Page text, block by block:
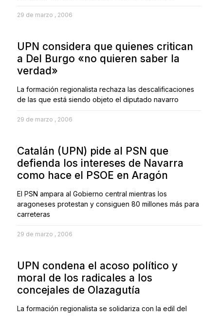
29 de marzo , 2006
UPN considera que quienes critican
a Del Burgo «no quieren saber la
verdad»
La formación regionalista rechaza las descalificaciones
de las que está siendo objeto el diputado navarro
29 de marzo , 2006
Catalán (UPN) pide al PSN que
defienda los intereses de Navarra
como hace el PSOE en Aragón
El PSN ampara al Gobierno central mientras los
aragoneses protestan y consiguen 80 millones más para
carreteras
29 de marzo , 2006
UPN condena el acoso político y
moral de los radicales a los
concejales de Olazagutía
La formación regionalista se solidariza con la edil del